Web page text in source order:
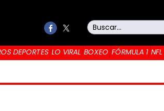
DEPORTES LO VIRAL BOXEO FÓRMULA 1 NFL